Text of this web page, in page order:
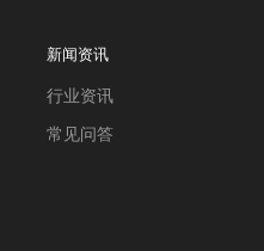
新闻资讯
行业资讯
常见问答